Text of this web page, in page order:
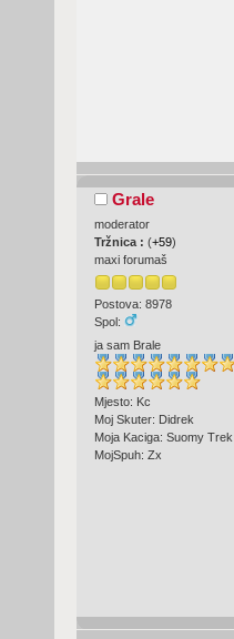
Grale
moderator
Tržnica : (+59)
maxi forumaš
Postova: 8978
Spol:
ja sam Brale
Mjesto: Kc
Moj Skuter: Didrek
Moja Kaciga: Suomy Trek
MojSpuh: Zx